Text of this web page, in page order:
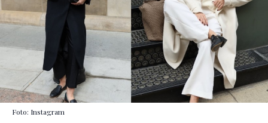
Foto: Instagram